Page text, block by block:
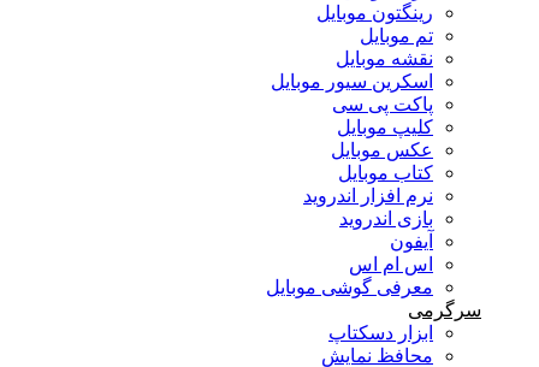
رینگتون موبایل
تم موبایل
نقشه موبایل
اسکرین سیور موبایل
پاکت پی سی
کلیپ موبایل
عکس موبایل
کتاب موبایل
نرم افزار اندروید
بازی اندروید
آیفون
اس ام اس
معرفی گوشی موبایل
سرگرمی
ابزار دسکتاپ
محافظ نمایش